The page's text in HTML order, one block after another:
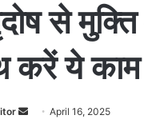
से
करें ये काम
April 16, 2025